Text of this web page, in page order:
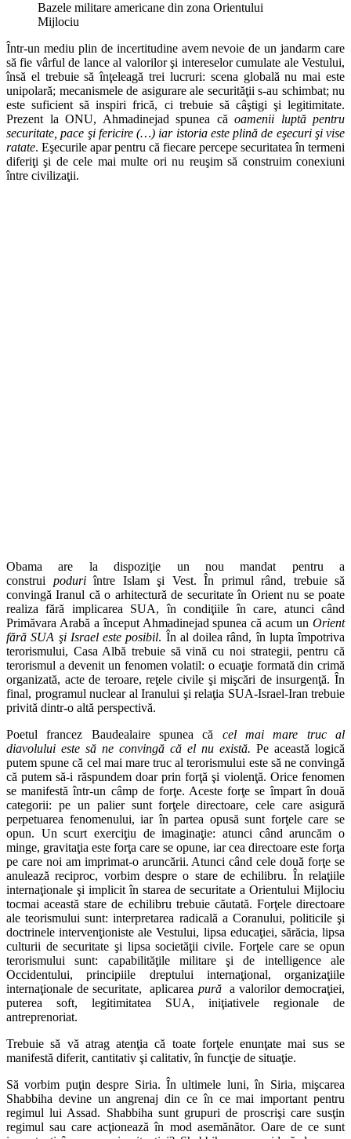
Bazele militare americane din zona Orientului
Mijlociu
Într-un mediu plin de incertitudine avem nevoie de un jandarm care
să fie vârful de lance al valorilor şi intereselor cumulate ale Vestului,
însă el trebuie să înţeleagă trei lucruri: scena globală nu mai este
unipolară; mecanismele de asigurare ale securităţii s-au schimbat; nu
este suficient să inspiri frică, ci trebuie să câştigi şi legitimitate.
Prezent la ONU, Ahmadinejad spunea că oamenii luptă pentru
securitate, pace şi fericire (…) iar istoria este plină de eşecuri şi vise
ratate. Eşecurile apar pentru că fiecare percepe securitatea în termeni
diferiţi şi de cele mai multe ori nu reuşim să construim conexiuni
între civilizaţii.
Obama are la dispoziţie un nou mandat pentru a
construi poduriîntre Islam şi Vest. În primul rând, trebuie să
convingă Iranul că o arhitectură de securitate în Orient nu se poate
realiza fără implicarea SUA, în condiţiile în care, atunci când
Primăvara Arabă a început Ahmadinejad spunea că acum un Orient
fără SUA şi Israel este posibil. În al doilea rând, în lupta împotriva
terorismului, Casa Albă trebuie să vină cu noi strategii, pentru că
terorismul a devenit un fenomen volatil: o ecuaţie formată din crimă
organizată, acte de teroare, reţele civile şi mişcări de insurgenţă. În
final, programul nuclear al Iranului şi relaţia SUA-Israel-Iran trebuie
privită dintr-o altă perspectivă.
Poetul francez Baudealaire spunea că cel mai mare truc al
diavolului este să ne convingă că el nu există. Pe această logică
putem spune că cel mai mare truc al terorismului este să ne convingă
că putem să-i răspundem doar prin forţă şi violenţă. Orice fenomen
se manifestă într-un câmp de forţe. Aceste forţe se împart în două
categorii: pe un palier sunt forţele directoare, cele care asigură
perpetuarea fenomenului, iar în partea opusă sunt forţele care se
opun. Un scurt exerciţiu de imaginaţie: atunci când aruncăm o
minge, gravitaţia este forţa care se opune, iar cea directoare este forţa
pe care noi am imprimat-o aruncării. Atunci când cele două forţe se
anulează reciproc, vorbim despre o stare de echilibru. În relaţiile
internaţionale şi implicit în starea de securitate a Orientului Mijlociu
tocmai această stare de echilibru trebuie căutată. Forţele directoare
ale teorismului sunt: interpretarea radicală a Coranului, politicile şi
doctrinele intervenţioniste ale Vestului, lipsa educaţiei, sărăcia, lipsa
culturii de securitate şi lipsa societăţii civile. Forţele care se opun
terorismului sunt: capabilităţile militare şi de intelligence ale
Occidentului, principiile dreptului internaţional, organizaţiile
internaţionale de securitate, aplicarea pură a valorilor democraţiei,
puterea soft, legitimitatea SUA, iniţiativele regionale de
antreprenoriat.
Trebuie să vă atrag atenţia că toate forţele enunţate mai sus se
manifestă diferit, cantitativ şi calitativ, în funcţie de situaţie.
Să vorbim puţin despre Siria. În ultimele luni, în Siria, mişcarea
Shabbiha devine un angrenaj din ce în ce mai important pentru
regimul lui Assad. Shabbiha sunt grupuri de proscrişi care susţin
regimul sau care acţionează în mod asemănător. Oare de ce sunt